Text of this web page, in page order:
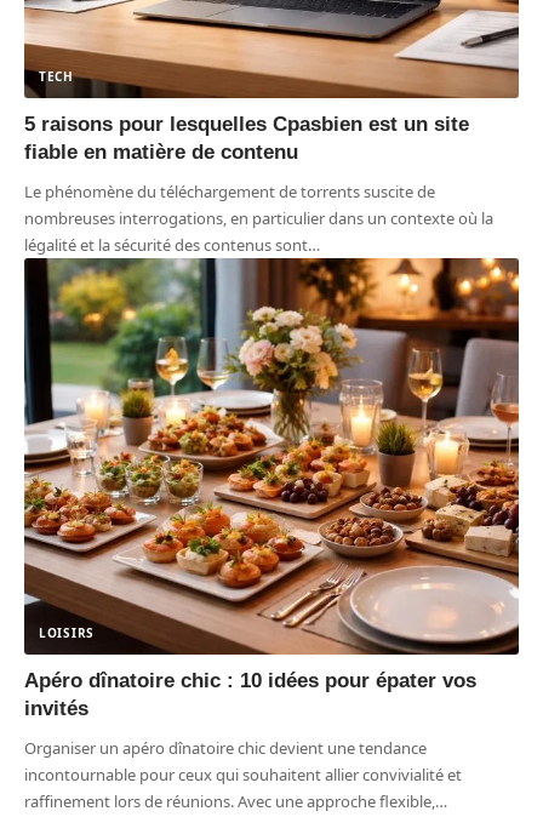
TECH
5 raisons pour lesquelles Cpasbien est un site
fiable en matière de contenu
Le phénomène du téléchargement de torrents suscite de
nombreuses interrogations, en particulier dans un contexte où la
légalité et la sécurité des contenus sont…
LOISIRS
Apéro dînatoire chic : 10 idées pour épater vos
invités
Organiser un apéro dînatoire chic devient une tendance
incontournable pour ceux qui souhaitent allier convivialité et
raffinement lors de réunions. Avec une approche flexible,…